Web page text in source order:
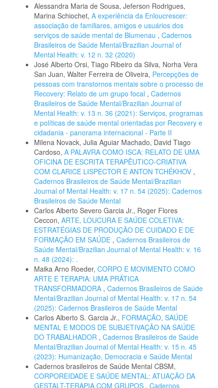
Alessandra Maria de Sousa, Jeferson Rodrigues,
Marina Schiochet, A experiência da Enloucrescer:
associação de familiares, amigos e usuários dos
serviços de saúde mental de Blumenau , Cadernos
Brasileiros de Saúde Mental/Brazilian Journal of
Mental Health: v. 12 n. 32 (2020)
José Alberto Orsi, Tiago Ribeiro da Silva, Norha Vera
San Juan, Walter Ferreira de Oliveira, Percepções de
pessoas com transtornos mentais sobre o processo de
Recovery: Relato de um grupo focal , Cadernos
Brasileiros de Saúde Mental/Brazilian Journal of
Mental Health: v. 13 n. 36 (2021): Serviços, programas
e políticas de saúde mental orientadas por Recovery e
cidadania - panorama internacional - Parte II
Milena Novack, Julia Aguiar Machado, David Tiago
Cardoso, A PALAVRA COMO ISCA: RELATO DE UMA
OFICINA DE ESCRITA TERAPÊUTICO-CRIATIVA
COM CLARICE LISPECTOR E ANTON TCHÉKHOV ,
Cadernos Brasileiros de Saúde Mental/Brazilian
Journal of Mental Health: v. 17 n. 54 (2025): Cadernos
Brasileiros de Saúde Mental
Carlos Alberto Severo Garcia Jr., Roger Flores
Ceccon, ARTE, LOUCURA E SAÚDE COLETIVA:
ESTRATÉGIAS DE PRODUÇÃO DE CUIDADO E DE
FORMAÇÃO EM SAÚDE , Cadernos Brasileiros de
Saúde Mental/Brazilian Journal of Mental Health: v. 16
n. 48 (2024): .
Maika Arno Roeder, CORPO E MOVIMENTO COMO
ARTE E TERAPIA: UMA PRÁTICA
TRANSFORMADORA , Cadernos Brasileiros de Saúde
Mental/Brazilian Journal of Mental Health: v. 17 n. 54
(2025): Cadernos Brasileiros de Saúde Mental
Carlos Alberto S. Garcia Jr., FORMAÇÃO, SAÚDE
MENTAL E MODOS DE SUBJETIVAÇÃO NA SAÚDE
DO TRABALHADOR , Cadernos Brasileiros de Saúde
Mental/Brazilian Journal of Mental Health: v. 15 n. 45
(2023): Humanização, Democracia e Saúde Mental
Cadernos brasileiros de Saúde Mental CBSM,
CORPOREIDADE E SAÚDE MENTAL: ATUAÇÃO DA
GESTALT-TERAPIA COM GRUPOS , Cadernos